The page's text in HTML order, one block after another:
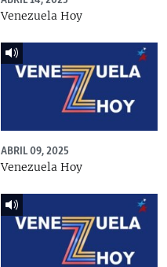
Venezuela Hoy
ABRIL 09, 2025
Venezuela Hoy